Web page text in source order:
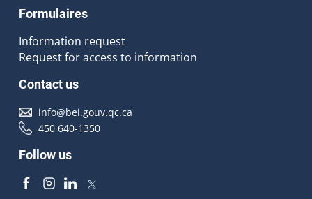
Formulaires
Information request
Request for access to information
Contact us
info@bei.gouv.qc.ca
450 640-1350
Follow us